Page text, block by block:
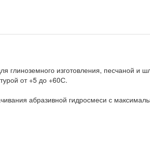
глиноземного изготовления, песчаной и
от +5 до +60С.
абразивной гидросмеси с